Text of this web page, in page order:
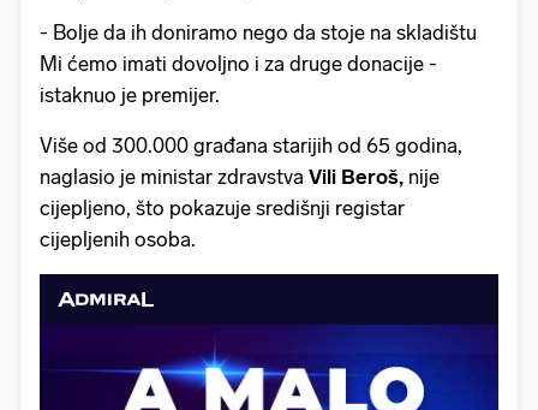
- Bolje da ih doniramo nego da stoje na skladištu
Mi ćemo imati dovoljno i za druge donacije -
istaknuo je premijer.
Više od 300.000 građana starijih od 65 godina,
naglasio je ministar zdravstva Vili Beroš, nije
cijepljeno, što pokazuje središnji registar
cijepljenih osoba.